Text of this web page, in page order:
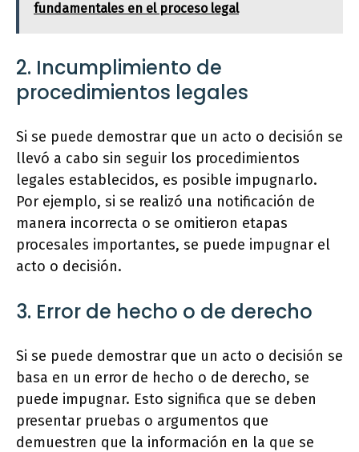
fundamentales en el proceso legal
2. Incumplimiento de
procedimientos legales
Si se puede demostrar que un acto o decisión se
llevó a cabo sin seguir los procedimientos
legales establecidos, es posible impugnarlo.
Por ejemplo, si se realizó una notificación de
manera incorrecta o se omitieron etapas
procesales importantes, se puede impugnar el
acto o decisión.
3. Error de hecho o de derecho
Si se puede demostrar que un acto o decisión se
basa en un error de hecho o de derecho, se
puede impugnar. Esto significa que se deben
presentar pruebas o argumentos que
demuestren que la información en la que se